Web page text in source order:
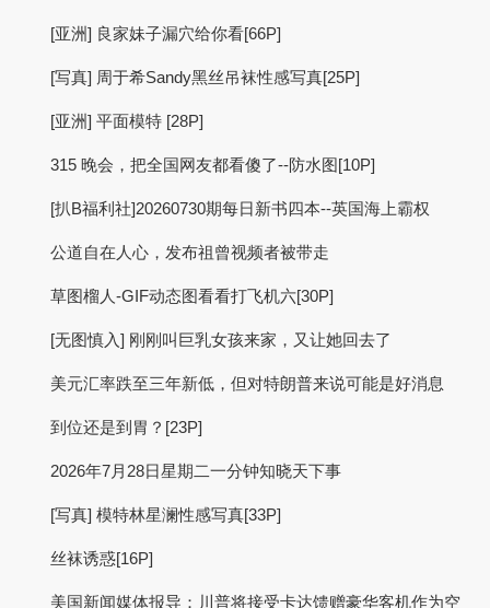
[亚洲] 良家妹子漏穴给你看[66P]
[写真] 周于希Sandy黑丝吊袜性感写真[25P]
[亚洲] 平面模特 [28P]
315 晚会，把全国网友都看傻了--防水图[10P]
[扒B福利社]20260730期每日新书四本--英国海上霸权
公道自在人心，发布祖曾视频者被带走
草图榴人-GIF动态图看看打飞机六[30P]
[无图慎入] 刚刚叫巨乳女孩来家，又让她回去了
美元汇率跌至三年新低，但对特朗普来说可能是好消息
到位还是到胃？[23P]
2026年7月28日星期二一分钟知晓天下事
[写真] 模特林星澜性感写真[33P]
丝袜诱惑[16P]
美国新闻媒体报导：川普将接受卡达馈赠豪华客机作为空